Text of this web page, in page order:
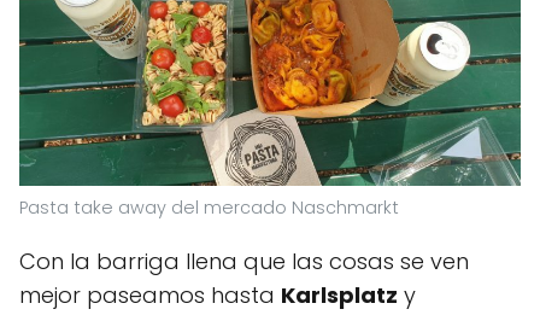
Pasta take away del mercado Naschmarkt
Con la barriga llena que las cosas se ven
mejor paseamos hasta Karlsplatz y